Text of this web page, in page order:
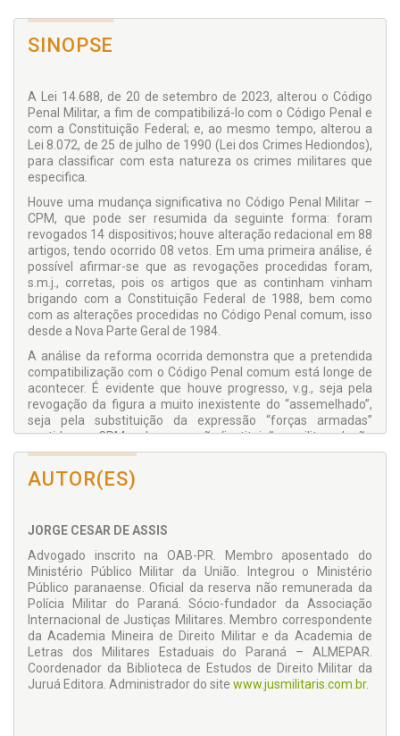
SINOPSE
A Lei 14.688, de 20 de setembro de 2023, alterou o Código
Penal Militar, a fim de compatibilizá-lo com o Código Penal e
com a Constituição Federal; e, ao mesmo tempo, alterou a
Lei 8.072, de 25 de julho de 1990 (Lei dos Crimes Hediondos),
para classificar com esta natureza os crimes militares que
especifica.
Houve uma mudança significativa no Código Penal Militar –
CPM, que pode ser resumida da seguinte forma: foram
revogados 14 dispositivos; houve alteração redacional em 88
artigos, tendo ocorrido 08 vetos. Em uma primeira análise, é
possível afirmar-se que as revogações procedidas foram,
s.m.j., corretas, pois os artigos que as continham vinham
brigando com a Constituição Federal de 1988, bem como
com as alterações procedidas no Código Penal comum, isso
desde a Nova Parte Geral de 1984.
A análise da reforma ocorrida demonstra que a pretendida
compatibilização com o Código Penal comum está longe de
acontecer. É evidente que houve progresso, v.g., seja pela
revogação da figura a muito inexistente do “assemelhado”,
seja pela substituição da expressão “forças armadas”
contidas no CPM, pela expressão ‘instituições militares’, não
deixando margem de dúvida que nela se incluem as polícias
militares e os corpos de bombeiros militares.
No entanto, a tentativa de assemelhar cada vez mais crimes
implicaria em um aumento do rol dos crimes impropriamente
apresentava de todo desnecessária, principalmente após o
advento da Lei 13.491/2017, que alterando o inc. II, do Código
Penal Militar, passou a prever que são crimes militares
aqueles previstos no CPM e na legislação penal comum,
desde que praticados em uma das hipóteses do já
referido inc. II. São os chamados crimes militares por
extensão (também chamados de crimes militares
extravagantes), que desde seu nascedouro aumentaram, e
muito, a competência da Justiça Militar.
AUTOR(ES)
JORGE CESAR DE ASSIS
Advogado inscrito na OAB-PR. Membro aposentado do
Ministério Público Militar da União. Integrou o Ministério
Público paranaense. Oficial da reserva não remunerada da
Polícia Militar do Paraná. Sócio-fundador da Associação
Internacional de Justiças Militares. Membro correspondente
da Academia Mineira de Direito Militar e da Academia de
Letras dos Militares Estaduais do Paraná – ALMEPAR.
Coordenador da Biblioteca de Estudos de Direito Militar da
Juruá Editora. Administrador do site www.jusmilitaris.com.br.